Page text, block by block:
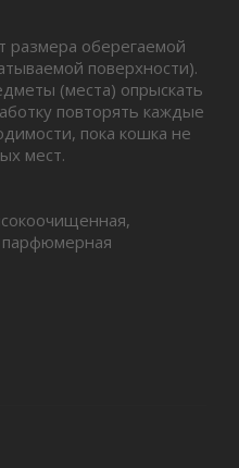
размера оберегаемой
поверхности).
(места) опрыскать
повторять каждые
пока кошка не
мест.
парфюмерная